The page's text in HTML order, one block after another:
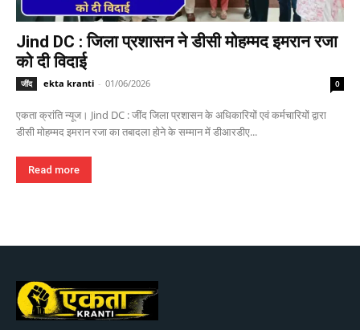
Jind DC : जिला प्रशासन ने डीसी मोहम्मद इमरान रजा
को दी विदाई
जींद ekta kranti - 01/06/2026 0
एकता क्रांति न्यूज। Jind DC : जींद जिला प्रशासन के अधिकारियों एवं कर्मचारियों द्वारा
डीसी मोहम्मद इमरान रजा का तबादला होने के सम्मान में डीआरडीए...
Read more